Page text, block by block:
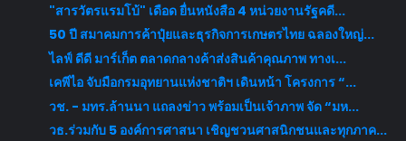
"สารวัตรแรมโบ้" เดือด ยื่นหนังสือ 4 หน่วยงานรัฐคดี...
50 ปี สมาคมการค้าปุ๋ยและธุรกิจการเกษตรไทย ฉลองใหญ่...
ไลฟ์ ดีดี มาร์เก็ต ตลาดกลางค้าส่งสินค้าคุณภาพ ทางเ...
เคพีไอ จับมือกรมอุทยานแห่งชาติฯ เดินหน้า โครงการ “...
วช. - มทร.ล้านนา แถลงข่าว พร้อมเป็นเจ้าภาพ จัด “มห...
วธ.ร่วมกับ 5 องค์การศาสนา เชิญชวนศาสนิกชนและทุกภาค...